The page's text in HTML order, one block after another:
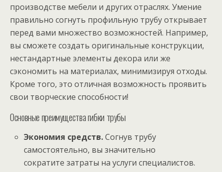
производстве мебели и других отраслях. Умение
правильно согнуть профильную трубу открывает
перед вами множество возможностей. Например,
вы сможете создать оригинальные конструкции,
нестандартные элементы декора или же
сэкономить на материалах, минимизируя отходы.
Кроме того, это отличная возможность проявить
свои творческие способности!
Основные преимущества гибки трубы
Экономия средств.Согнув трубу
самостоятельно, вы значительно
сократите затраты на услуги специалистов.